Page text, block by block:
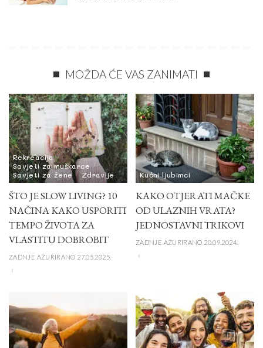
MOŽDA ĆE VAS ZANIMATI
Rekreacija
Savjeti za muškarce
Savjeti za žene
Zdravlje
ŠTO JE SLOW LIVING? 10
NAČINA KAKO USPORITI
TEMPO ŽIVOTA ZA
VLASTITU DOBROBIT
ZADNJE AŽURIRANO 27.05.2025.
Kućni ljubimci
KAKO OTJERATI MAČKE
OD ULAZNIH VRATA?
JEDNOSTAVNI TRIKOVI
ZADNJE AŽURIRANO 20.09.2024.